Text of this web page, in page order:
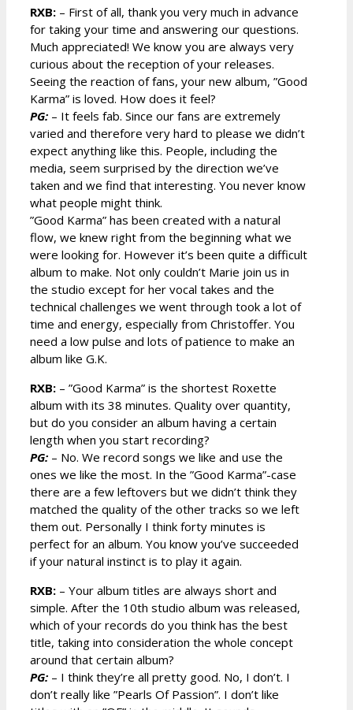
RXB: – First of all, thank you very much in advance
for taking your time and answering our questions.
Much appreciated! We know you are always very
curious about the reception of your releases.
Seeing the reaction of fans, your new album, ”Good
Karma” is loved. How does it feel?
PG: – It feels fab. Since our fans are extremely
varied and therefore very hard to please we didn’t
expect anything like this. People, including the
media, seem surprised by the direction we’ve
taken and we find that interesting. You never know
what people might think.
”Good Karma” has been created with a natural
flow, we knew right from the beginning what we
were looking for. However it’s been quite a difficult
album to make. Not only couldn’t Marie join us in
the studio except for her vocal takes and the
technical challenges we went through took a lot of
time and energy, especially from Christoffer. You
need a low pulse and lots of patience to make an
album like G.K.
RXB: – ”Good Karma” is the shortest Roxette
album with its 38 minutes. Quality over quantity,
but do you consider an album having a certain
length when you start recording?
PG: – No. We record songs we like and use the
ones we like the most. In the ”Good Karma”-case
there are a few leftovers but we didn’t think they
matched the quality of the other tracks so we left
them out. Personally I think forty minutes is
perfect for an album. You know you’ve succeeded
if your natural instinct is to play it again.
RXB: – Your album titles are always short and
simple. After the 10th studio album was released,
which of your records do you think has the best
title, taking into consideration the whole concept
around that certain album?
PG: – I think they’re all pretty good. No, I don’t. I
don’t really like ”Pearls Of Passion”. I don’t like